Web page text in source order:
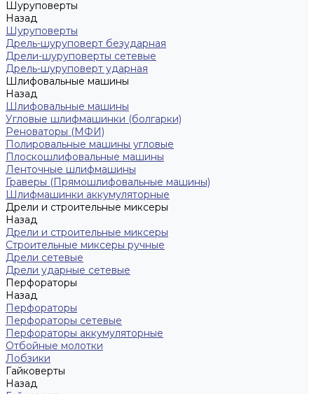
Шуруповерты
Назад
Шуруповерты
Дрель-шуруповерт безударная
Дрели-шуруповерты сетевые
Дрель-шуруповерт ударная
Шлифовальные машины
Назад
Шлифовальные машины
Угловые шлифмашинки (болгарки)
Реноваторы (МФИ)
Полировальные машины угловые
Плоскошлифовальные машины
Ленточные шлифмашины
Граверы (Прямошлифовальные машины)
Шлифмашинки аккумуляторные
Дрели и строительные миксеры
Назад
Дрели и строительные миксеры
Строительные миксеры ручные
Дрели сетевые
Дрели ударные сетевые
Перфораторы
Назад
Перфораторы
Перфораторы сетевые
Перфораторы аккумуляторные
Отбойные молотки
Лобзики
Гайковерты
Назад